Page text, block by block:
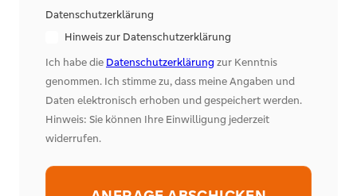
Datenschutzerklärung
Hinweis zur Datenschutzerklärung
Ich habe die Datenschutzerklärungzur Kenntnis
genommen. Ich stimme zu, dass meine Angaben und
Daten elektronisch erhoben und gespeichert werden.
Hinweis: Sie können Ihre Einwilligung jederzeit
widerrufen.